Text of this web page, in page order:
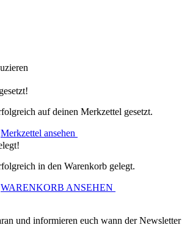
auf deinen Merkzettel gesetzt.
Merkzettel ansehen
in den Warenkorb gelegt.
WARENKORB ANSEHEN
und informieren euch wann der Newsletter